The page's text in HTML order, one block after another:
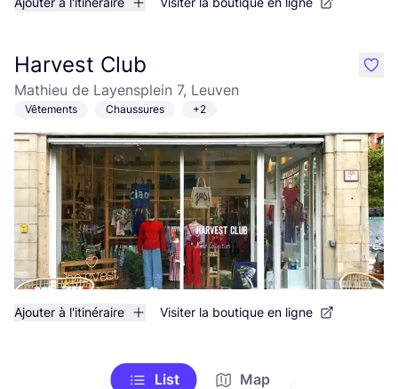
Harvest Club
Mathieu de Layensplein 7, Leuven
Vêtements Chaussures +2
Ajouter à l'itinéraire Visiter la boutique en ligne
like
List Map